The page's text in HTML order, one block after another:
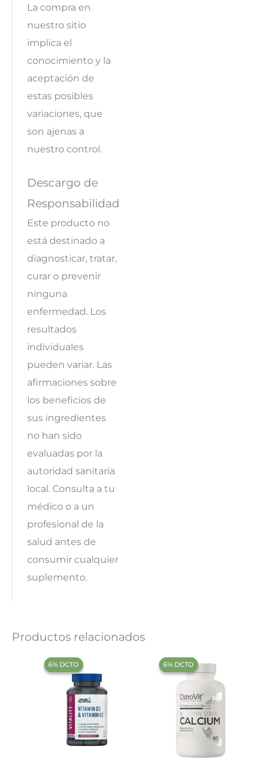
La compra en
nuestro sitio
implica el
conocimiento y la
aceptación de
estas posibles
variaciones, que
son ajenas a
nuestro control.
Descargo de
Responsabilidad
Este producto no
está destinado a
diagnosticar, tratar,
curar o prevenir
ninguna
enfermedad. Los
resultados
individuales
pueden variar. Las
afirmaciones sobre
los beneficios de
sus ingredientes
no han sido
evaluadas por la
autoridad sanitaria
local. Consulta a tu
médico o a un
profesional de la
salud antes de
consumir cualquier
suplemento.
Productos relacionados
‍6% DCTO‍‍
‍6% DCTO‍‍ ‍6% DCTO‍‍
‍6% DCTO‍‍